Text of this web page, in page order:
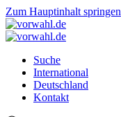
Zum Hauptinhalt springen
Suche
International
Deutschland
Kontakt